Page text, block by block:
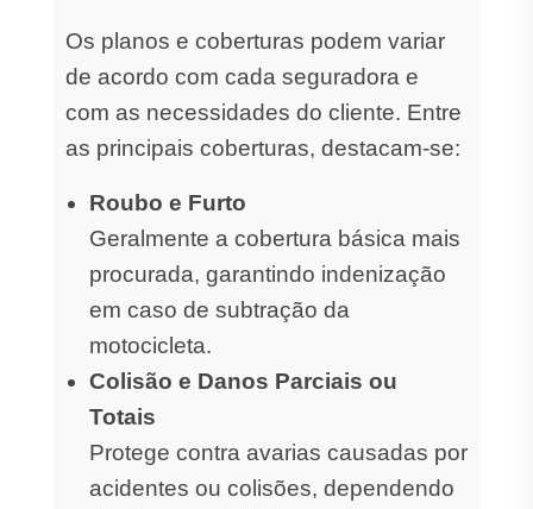
Os planos e coberturas podem variar
de acordo com cada seguradora e
com as necessidades do cliente. Entre
as principais coberturas, destacam-se:
Roubo e Furto
Geralmente a cobertura básica mais
procurada, garantindo indenização
em caso de subtração da
motocicleta.
Colisão e Danos Parciais ou
Totais
Protege contra avarias causadas por
acidentes ou colisões, dependendo